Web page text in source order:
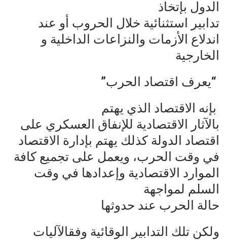
الدول بإتخاذ
تدابير استثنائية خلال الحروب أو عند
اندلاع الأزمات والنزاعات الداخلية و
الخارجية
“يعرف اقتصاد الحرب”
بإنه الاقتصاد الذي يهتم
بالآثار الاقتصادية للإنفاق العسكري على
اقتصاد الدولة كذلك يهتم بإدارة الاقتصاد
في وقت الحرب، ويعمل على تجميع كافة
الموارد الاقتصادية وإعدادها في وقت
السلم لمواجهة
حالة الحرب عند حدوثها
ولكن تلك التدابير الوقائية وفقالآليات